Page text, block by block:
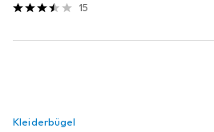
15
Kleiderbügel